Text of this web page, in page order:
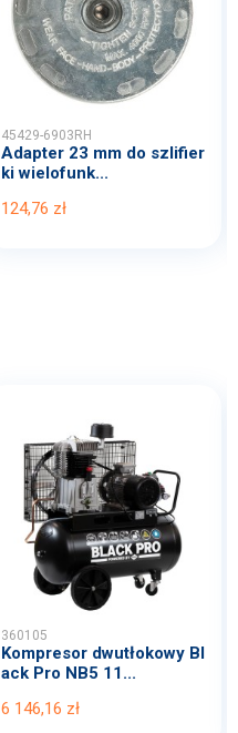
45429-6903RH
Adapter 23 mm do szlifier
ki wielofunk...
124,76 zł
360105
Kompresor dwutłokowy Bl
ack Pro NB5 11...
6 146,16 zł